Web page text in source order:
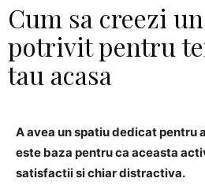
Cum sa creezi
potrivit pentru
tau acasa
A avea un spatiu dedicat pentru
este baza pentru ca aceasta
satisfactii si chiar distractiva.